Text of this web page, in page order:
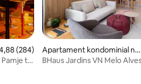
mesatar 4,88 nga 5, 284 vlerësime
(284)
të
Apartament kondominial në
Jardim Paulista
BHaus Jardins VN Melo Alves Loft Duplex